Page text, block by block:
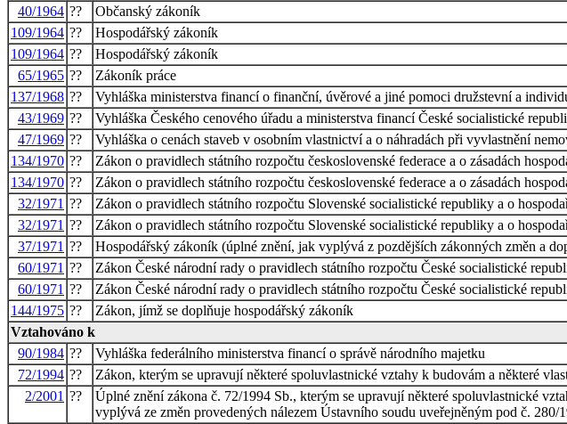
40/1964 ??
Občanský zákoník
109/1964 ??
Hospodářský zákoník
109/1964 ??
Hospodářský zákoník
65/1965 ??
Zákoník práce
137/1968 ??
Vyhláška ministerstva financí o finanční, úvěrové a jiné pomoci družstevní a
43/1969 ??
Vyhláška Českého cenového úřadu a ministerstva financí České socialistické
47/1969 ??
Vyhláška o cenách staveb v osobním vlastnictví a o náhradách při vyvlastnění
134/1970 ??
Zákon o pravidlech státního rozpočtu československé federace a o zásadách
134/1970 ??
Zákon o pravidlech státního rozpočtu československé federace a o zásadách
32/1971 ??
Zákon o pravidlech státního rozpočtu Slovenské socialistické republiky a o
32/1971 ??
Zákon o pravidlech státního rozpočtu Slovenské socialistické republiky a o
37/1971 ??
Hospodářský zákoník (úplné znění, jak vyplývá z pozdějších zákonných změn a
60/1971 ??
Zákon České národní rady o pravidlech státního rozpočtu České socialistické
60/1971 ??
Zákon České národní rady o pravidlech státního rozpočtu České socialistické
144/1975 ??
Zákon, jímž se doplňuje hospodářský zákoník
Vztahováno k
90/1984 ??
Vyhláška federálního ministerstva financí o správě národního majetku
72/1994 ??
Zákon, kterým se upravují některé spoluvlastnické vztahy k budovám a některé
2/2001 ??
Úplné znění zákona č. 72/1994 Sb., kterým se upravují některé spoluvlastnické
vyplývá ze změn provedených nálezem Ústavního soudu uveřejněným pod č.